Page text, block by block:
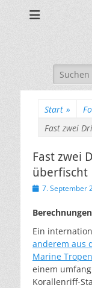
Suchen
nach:
Start »
Fast zwei
Fast zwei
überfischt
Veröffentlicht
7. September
Ein
anderem aus
Marine
einem
Korallenriff-